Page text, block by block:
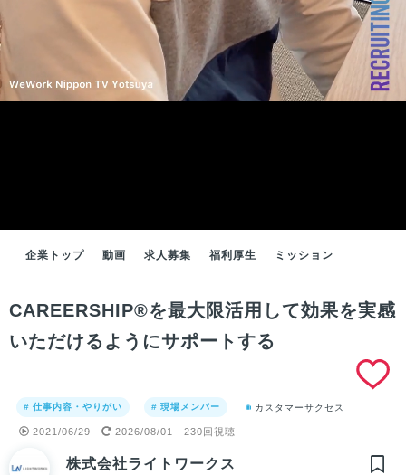
企業トップ 動画 求人募集 福利厚生 ミッション
CAREERSHIP®︎を最大限活用して効果を実感
いただけるようにサポートする
# 仕事内容・やりがい # 現場メンバー カスタマーサクセス
2021/06/29 2026/08/01 230回視聴
株式会社ライトワークス